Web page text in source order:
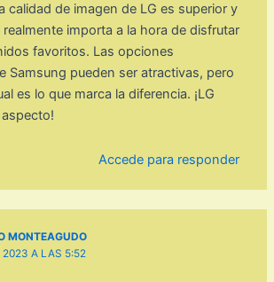
calidad de imagen de LG es superior y
importa a la hora de disfrutar
favoritos. Las opciones
Samsung pueden ser atractivas, pero
es lo que marca la diferencia. ¡LG
Accede para responder
MONTEAGUDO
2023 A LAS 5:52